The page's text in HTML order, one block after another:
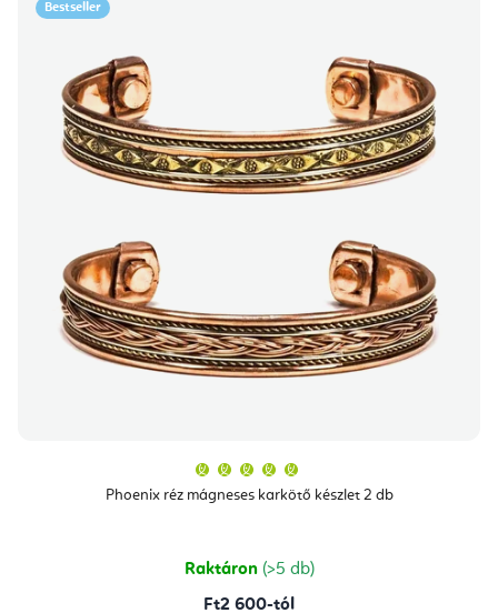
Bestseller
Phoenix réz mágneses karkötő készlet 2 db
átlagos
értékelése
csillag.
Raktáron (>5 db)
Ft2 600-tól